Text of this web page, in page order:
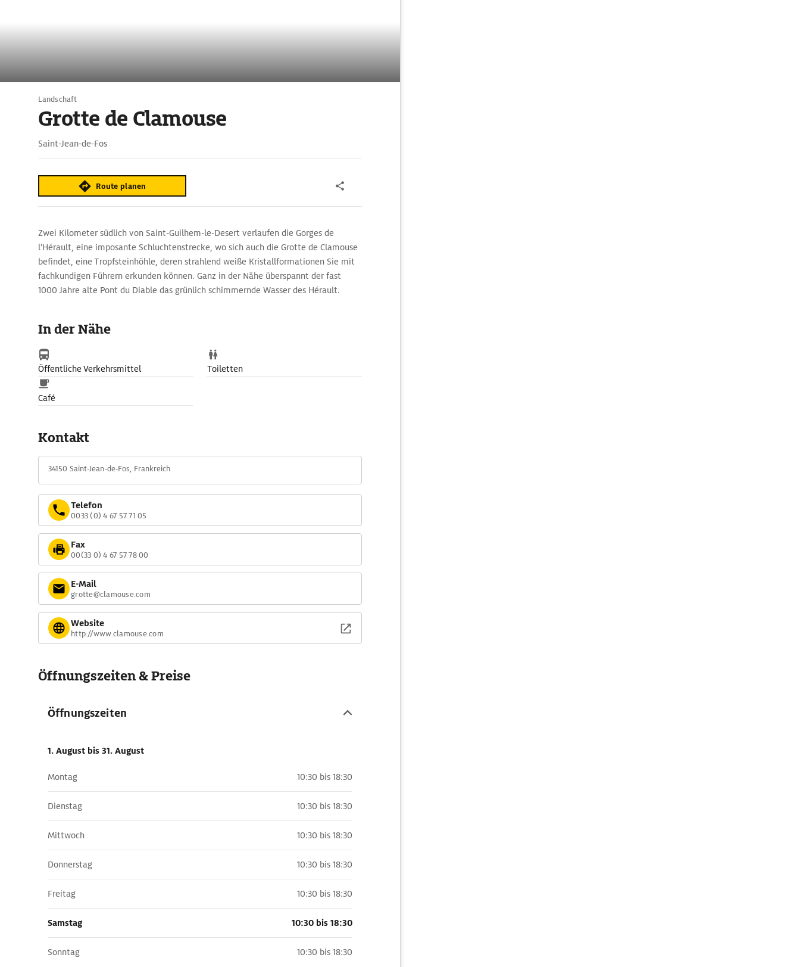
Landschaft
Grotte de Clamouse
Saint-Jean-de-Fos
Route planen
Zwei Kilometer südlich von Saint-Guilhem-le-Desert verlaufen die Gorges de
l’Hérault, eine imposante Schluchtenstrecke, wo sich auch die Grotte de Clamouse
befindet, eine Tropfsteinhöhle, deren strahlend weiße Kristallformationen Sie mit
fachkundigen Führern erkunden können. Ganz in der Nähe überspannt der fast
1000 Jahre alte Pont du Diable das grünlich schimmernde Wasser des Hérault.
In der Nähe
Öffentliche Verkehrsmittel Toiletten
Café
Kontakt
34150 Saint-Jean-de-Fos, Frankreich
Telefon
0033 (0) 4 67 57 71 05
Fax
00(33 0) 4 67 57 78 00
E-Mail
grotte@clamouse.com
Website
http://www.clamouse.com
Öffnungszeiten & Preise
Öffnungszeiten
1. August bis 31. August
Montag 10:30 bis 18:30
Dienstag 10:30 bis 18:30
Mittwoch 10:30 bis 18:30
Donnerstag 10:30 bis 18:30
Freitag 10:30 bis 18:30
Samstag 10:30 bis 18:30
Sonntag 10:30 bis 18:30